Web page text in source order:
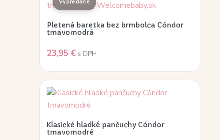
Pletená baretka bez brmbolca Cóndor
tmavomodrá
23,95 € s DPH
Klasické hladké pančuchy Cóndor
tmavomodré